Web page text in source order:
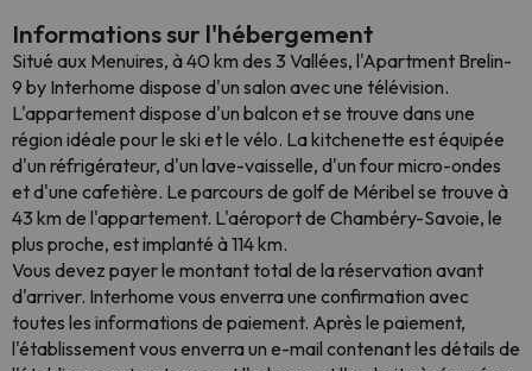
Informations sur l'hébergement
Situé aux Menuires, à 40 km des 3 Vallées, l'Apartment Brelin-
9 by Interhome dispose d'un salon avec une télévision.
L'appartement dispose d'un balcon et se trouve dans une
région idéale pour le ski et le vélo. La kitchenette est équipée
d'un réfrigérateur, d'un lave-vaisselle, d'un four micro-ondes
et d'une cafetière. Le parcours de golf de Méribel se trouve à
43 km de l'appartement. L'aéroport de Chambéry-Savoie, le
plus proche, est implanté à 114 km.
Vous devez payer le montant total de la réservation avant
d'arriver. Interhome vous enverra une confirmation avec
toutes les informations de paiement. Après le paiement,
l'établissement vous enverra un e-mail contenant les détails de